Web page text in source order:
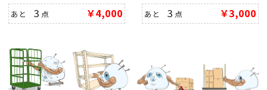
あと3 点 ￥4,000
あと3 点 ￥3,000